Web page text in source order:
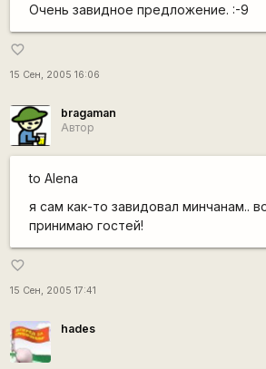
Очень завидное предложение. :-9
favorite_border
15 Сен, 2005 16:06
bragaman
Автор
to Alena
я сам как-то завидовал минчанам..
принимаю гостей!
favorite_border
15 Сен, 2005 17:41
hades